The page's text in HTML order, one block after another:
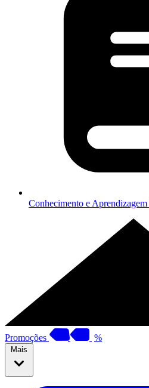
Conhecimento e Aprendizagem
Promoções %
Mais